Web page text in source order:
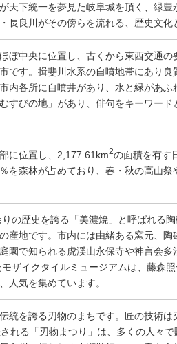
天下統一を夢見た岐阜城を頂く、緑
長良川がその傍らを流れる、歴史文化
ぼ中央に位置し、古くから東西交通
です。揖斐川水系の自噴地帯にあり
内各所に自噴井があり、水と緑があ
すびの地」があり、俳句をキーワー
に位置し、2,177.61km2の面積を有す
を森林が占めており、春・秋の高山
の歴史を誇る「美濃焼」と呼ばれる
産地です。市内には由緒ある窯元、
園で知られる虎渓山永保寺や神言会多
ザイクタイルミュージアムは、藤森
人気を集めています。
統を誇る刃物のまちです。匠の技術
れる「刃物まつり」は、多くの人々